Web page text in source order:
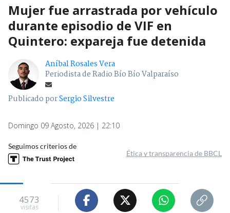
Mujer fue arrastrada por vehículo
durante episodio de VIF en
Quintero: expareja fue detenida
Aníbal Rosales Vera
Periodista de Radio Bío Bío Valparaíso
Publicado porSergio Silvestre
Domingo 09 Agosto, 2026 | 22:10
Seguimos criterios de
Ética y transparencia de BBCL
4573
visitas